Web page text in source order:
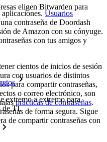
eligen Bitwarden para
extremo a extremo para
de TI.
Usuarios
contraseña de Doordash
de Amazon con su cónyuge.
con tus amigos y
cientos de inicios de sesión
con usuarios de distintos
para compartir contraseñas,
o correo electrónico, son
prácticas de contraseñas.
de forma segura. Sigue
de compartir contraseñas con